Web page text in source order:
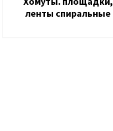
ленты спиральные